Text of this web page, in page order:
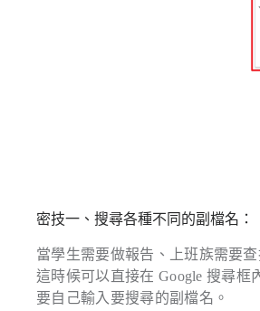
密技一、搜尋各種不同的副檔名：
當學生需要做報告、上班族需要
這時候可以直接在 Google 搜尋框
要自己輸入要搜尋的副檔名。